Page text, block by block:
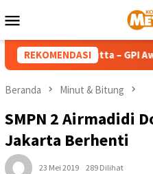
ke
Mobile
REKOMENDASI
Teresa Calcutta – GPI Awali
Beranda Minut & Bitung
SMPN 2 Airmadidi
Jakarta Berhenti
23 Mei 2019 289 Dilihat